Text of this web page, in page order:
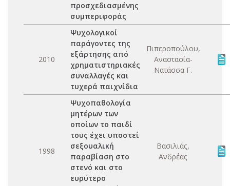
προσχεδιασμένης
συμπεριφοράς
2010
Ψυχολογικοί
παράγοντες της
εξάρτησης από
χρηματιστηριακές
συναλλαγές και
τυχερά παιχνίδια
Πιπεροπούλου,
Αναστασία-
Νατάσσα Γ.
1998
Ψυχοπαθολογία
μητέρων των
οποίων το παιδί
τους έχει υποστεί
σεξουαλική
παραβίαση στο
στενό και στο
ευρύτερο
Βασιλιάς,
Ανδρέας